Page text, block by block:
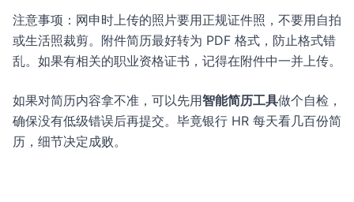
注意事项：网申时上传的照片要用正规证件照，不要用自拍
或生活照裁剪。附件简历最好转为 PDF 格式，防止格式错
乱。如果有相关的职业资格证书，记得在附件中一并上传。
如果对简历内容拿不准，可以先用智能简历工具做个自检，
确保没有低级错误后再提交。毕竟银行 HR 每天看几百份简
历，细节决定成败。